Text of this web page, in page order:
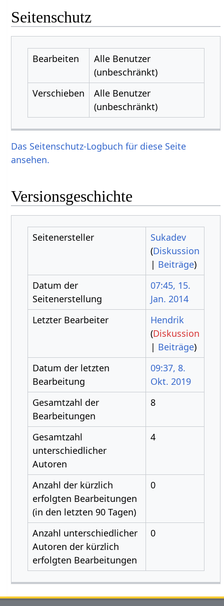
Seitenschutz
Bearbeiten
Alle Benutzer
(unbeschränkt)
Verschieben
Alle Benutzer
(unbeschränkt)
Das Seitenschutz-Logbuch für diese Seite
ansehen.
Versionsgeschichte
Seitenersteller
Sukadev
(Diskussion
| Beiträge)
Datum der
Seitenerstellung
07:45, 15.
Jan. 2014
Letzter Bearbeiter
Hendrik
(Diskussion
| Beiträge)
Datum der letzten
Bearbeitung
09:37, 8.
Okt. 2019
Gesamtzahl der
Bearbeitungen
8
Gesamtzahl
unterschiedlicher
Autoren
4
Anzahl der kürzlich
erfolgten Bearbeitungen
(in den letzten 90 Tagen)
0
Anzahl unterschiedlicher
Autoren der kürzlich
erfolgten Bearbeitungen
0